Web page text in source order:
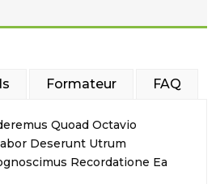
Formateur FAQ
Quoad Octavio
Deserunt Utrum
Recordatione Ea